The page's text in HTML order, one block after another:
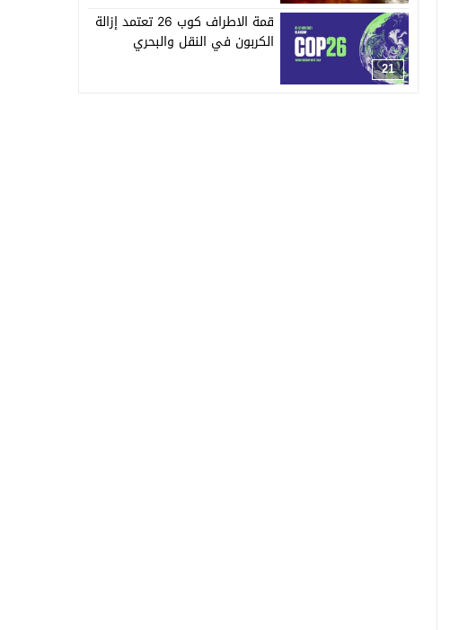
21
قمة الاطراف كوب 26 تعتمد إزالة
الكربون في النقل والبحري